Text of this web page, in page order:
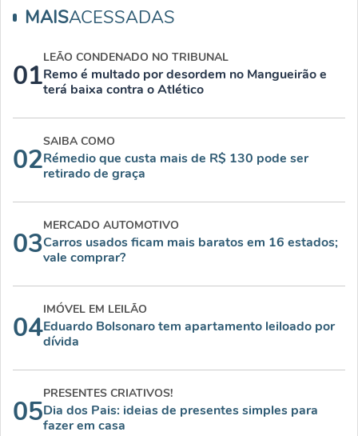
MAISACESSADAS
01
LEÃO CONDENADO NO TRIBUNAL
Remo é multado por desordem no Mangueirão e
terá baixa contra o Atlético
02
SAIBA COMO
Rémedio que custa mais de R$ 130 pode ser
retirado de graça
03
MERCADO AUTOMOTIVO
Carros usados ficam mais baratos em 16 estados;
vale comprar?
04
IMÓVEL EM LEILÃO
Eduardo Bolsonaro tem apartamento leiloado por
dívida
05
PRESENTES CRIATIVOS!
Dia dos Pais: ideias de presentes simples para
fazer em casa